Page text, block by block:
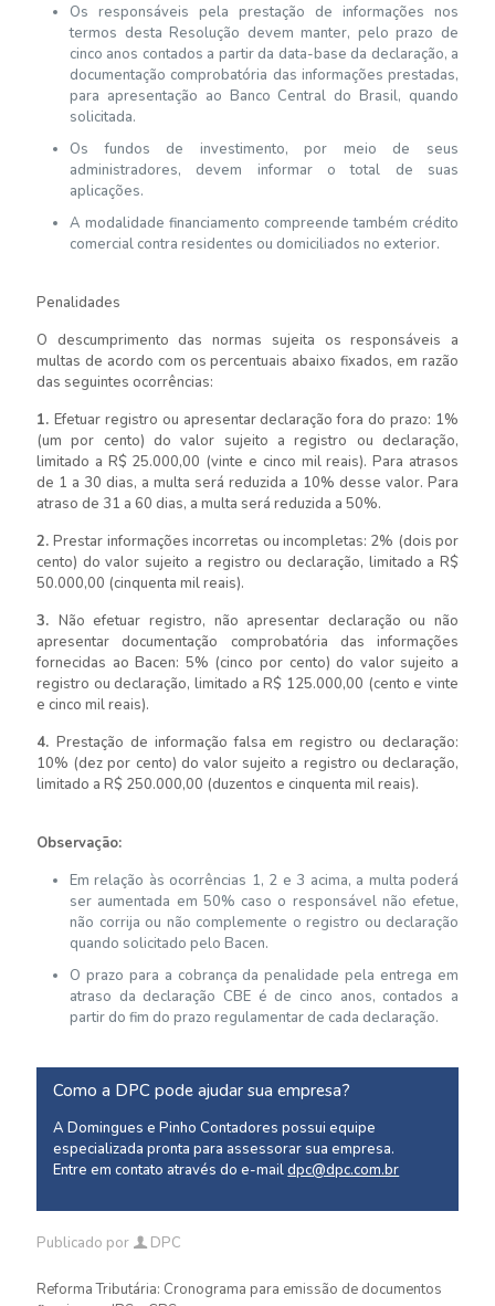
Os responsáveis pela prestação de informações nos
termos desta Resolução devem manter, pelo prazo de
cinco anos contados a partir da data-base da declaração, a
documentação comprobatória das informações prestadas,
para apresentação ao Banco Central do Brasil, quando
solicitada.
Os fundos de investimento, por meio de seus
administradores, devem informar o total de suas
aplicações.
A modalidade financiamento compreende também crédito
comercial contra residentes ou domiciliados no exterior.
Penalidades
O descumprimento das normas sujeita os responsáveis a
multas de acordo com os percentuais abaixo fixados, em razão
das seguintes ocorrências:
1. Efetuar registro ou apresentar declaração fora do prazo: 1%
(um por cento) do valor sujeito a registro ou declaração,
limitado a R$ 25.000,00 (vinte e cinco mil reais). Para atrasos
de 1 a 30 dias, a multa será reduzida a 10% desse valor. Para
atraso de 31 a 60 dias, a multa será reduzida a 50%.
2.Prestar informações incorretas ou incompletas: 2% (dois por
cento) do valor sujeito a registro ou declaração, limitado a R$
50.000,00 (cinquenta mil reais).
3. Não efetuar registro, não apresentar declaração ou não
apresentar documentação comprobatória das informações
fornecidas ao Bacen: 5% (cinco por cento) do valor sujeito a
registro ou declaração, limitado a R$ 125.000,00 (cento e vinte
e cinco mil reais).
4. Prestação de informação falsa em registro ou declaração:
10% (dez por cento) do valor sujeito a registro ou declaração,
limitado a R$ 250.000,00 (duzentos e cinquenta mil reais).
Observação:
Em relação às ocorrências 1, 2 e 3 acima, a multa poderá
ser aumentada em 50% caso o responsável não efetue,
não corrija ou não complemente o registro ou declaração
quando solicitado pelo Bacen.
O prazo para a cobrança da penalidade pela entrega em
atraso da declaração CBE é de cinco anos, contados a
partir do fim do prazo regulamentar de cada declaração.
Como a DPC pode ajudar sua empresa?
A Domingues e Pinho Contadores possui equipe
especializada pronta para assessorar sua empresa.
Entre em contato através do e-maildpc@dpc.com.br
Publicado por DPC
Reforma Tributária: Cronograma para emissão de documentos